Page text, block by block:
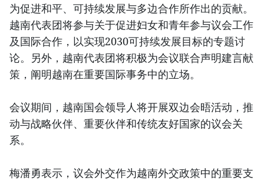
为促进和平、可持续发展与多边合作所作出的贡献。
越南代表团将参与关于促进妇女和青年参与议会工作
及国际合作，以实现2030可持续发展目标的专题讨
论。另外，越南代表团将积极为会议联合声明建言献
策，阐明越南在重要国际事务中的立场。
会议期间，越南国会领导人将开展双边会晤活动，推
动与战略伙伴、重要伙伴和传统友好国家的议会关
系。
梅潘勇表示，议会外交作为越南外交政策中的重要支